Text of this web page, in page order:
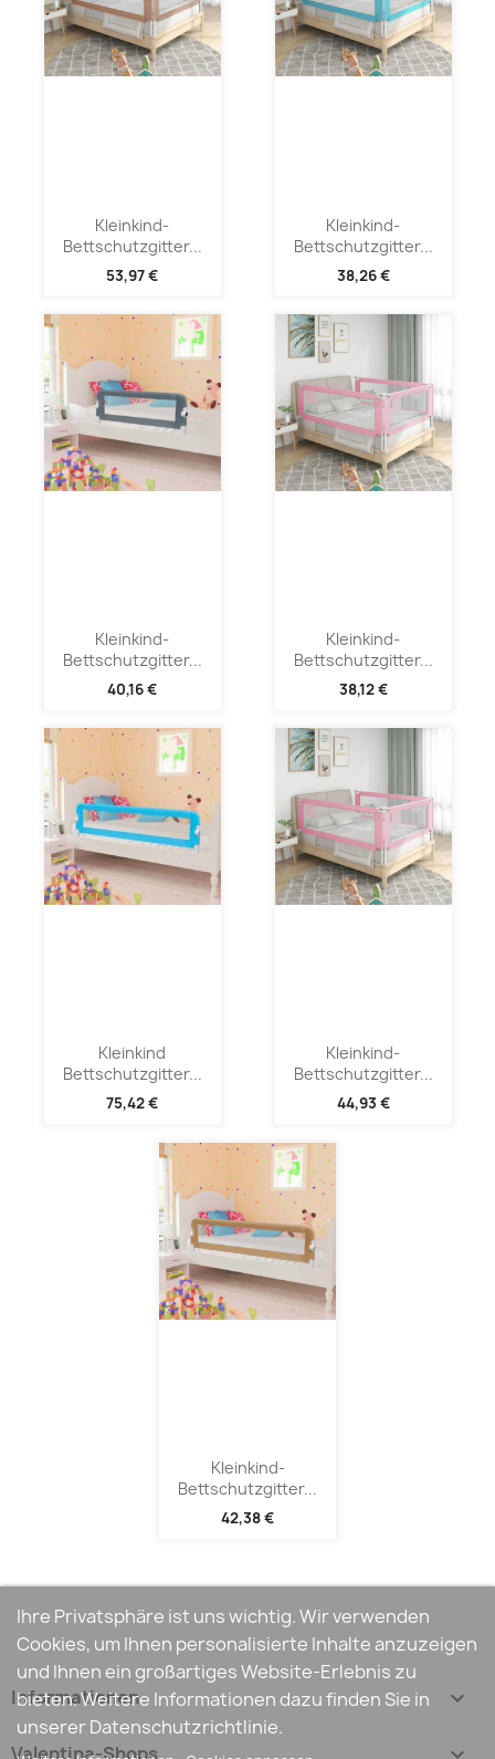
Kleinkind-
Bettschutzgitter...
53,97 €
Kleinkind-
Bettschutzgitter...
38,26 €
Kleinkind-
Bettschutzgitter...
40,16 €
Kleinkind-
Bettschutzgitter...
38,12 €
Kleinkind
Bettschutzgitter...
75,42 €
Kleinkind-
Bettschutzgitter...
44,93 €
Kleinkind-
Bettschutzgitter...
42,38 €
Informationen 
Valentina-Shops
Ihre Privatsphäre ist uns wichtig. Wir verwenden
Cookies, um Ihnen personalisierte Inhalte anzuzeigen
und Ihnen ein großartiges Website-Erlebnis zu
bieten. Weitere Informationen dazu finden Sie in
unserer Datenschutzrichtlinie.